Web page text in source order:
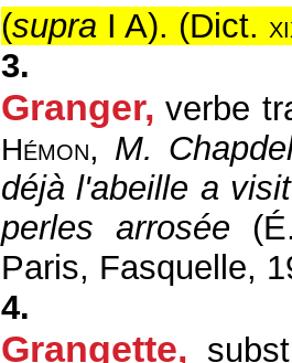
(supra I A). (Dict.
3.
Granger, verbe
Hémon, M.
déjà l'abeille a
perles arrosée (
Paris, Fasquelle,
4.
Grangette,